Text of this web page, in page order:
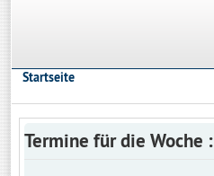
Startseite
Termine für die Woche :